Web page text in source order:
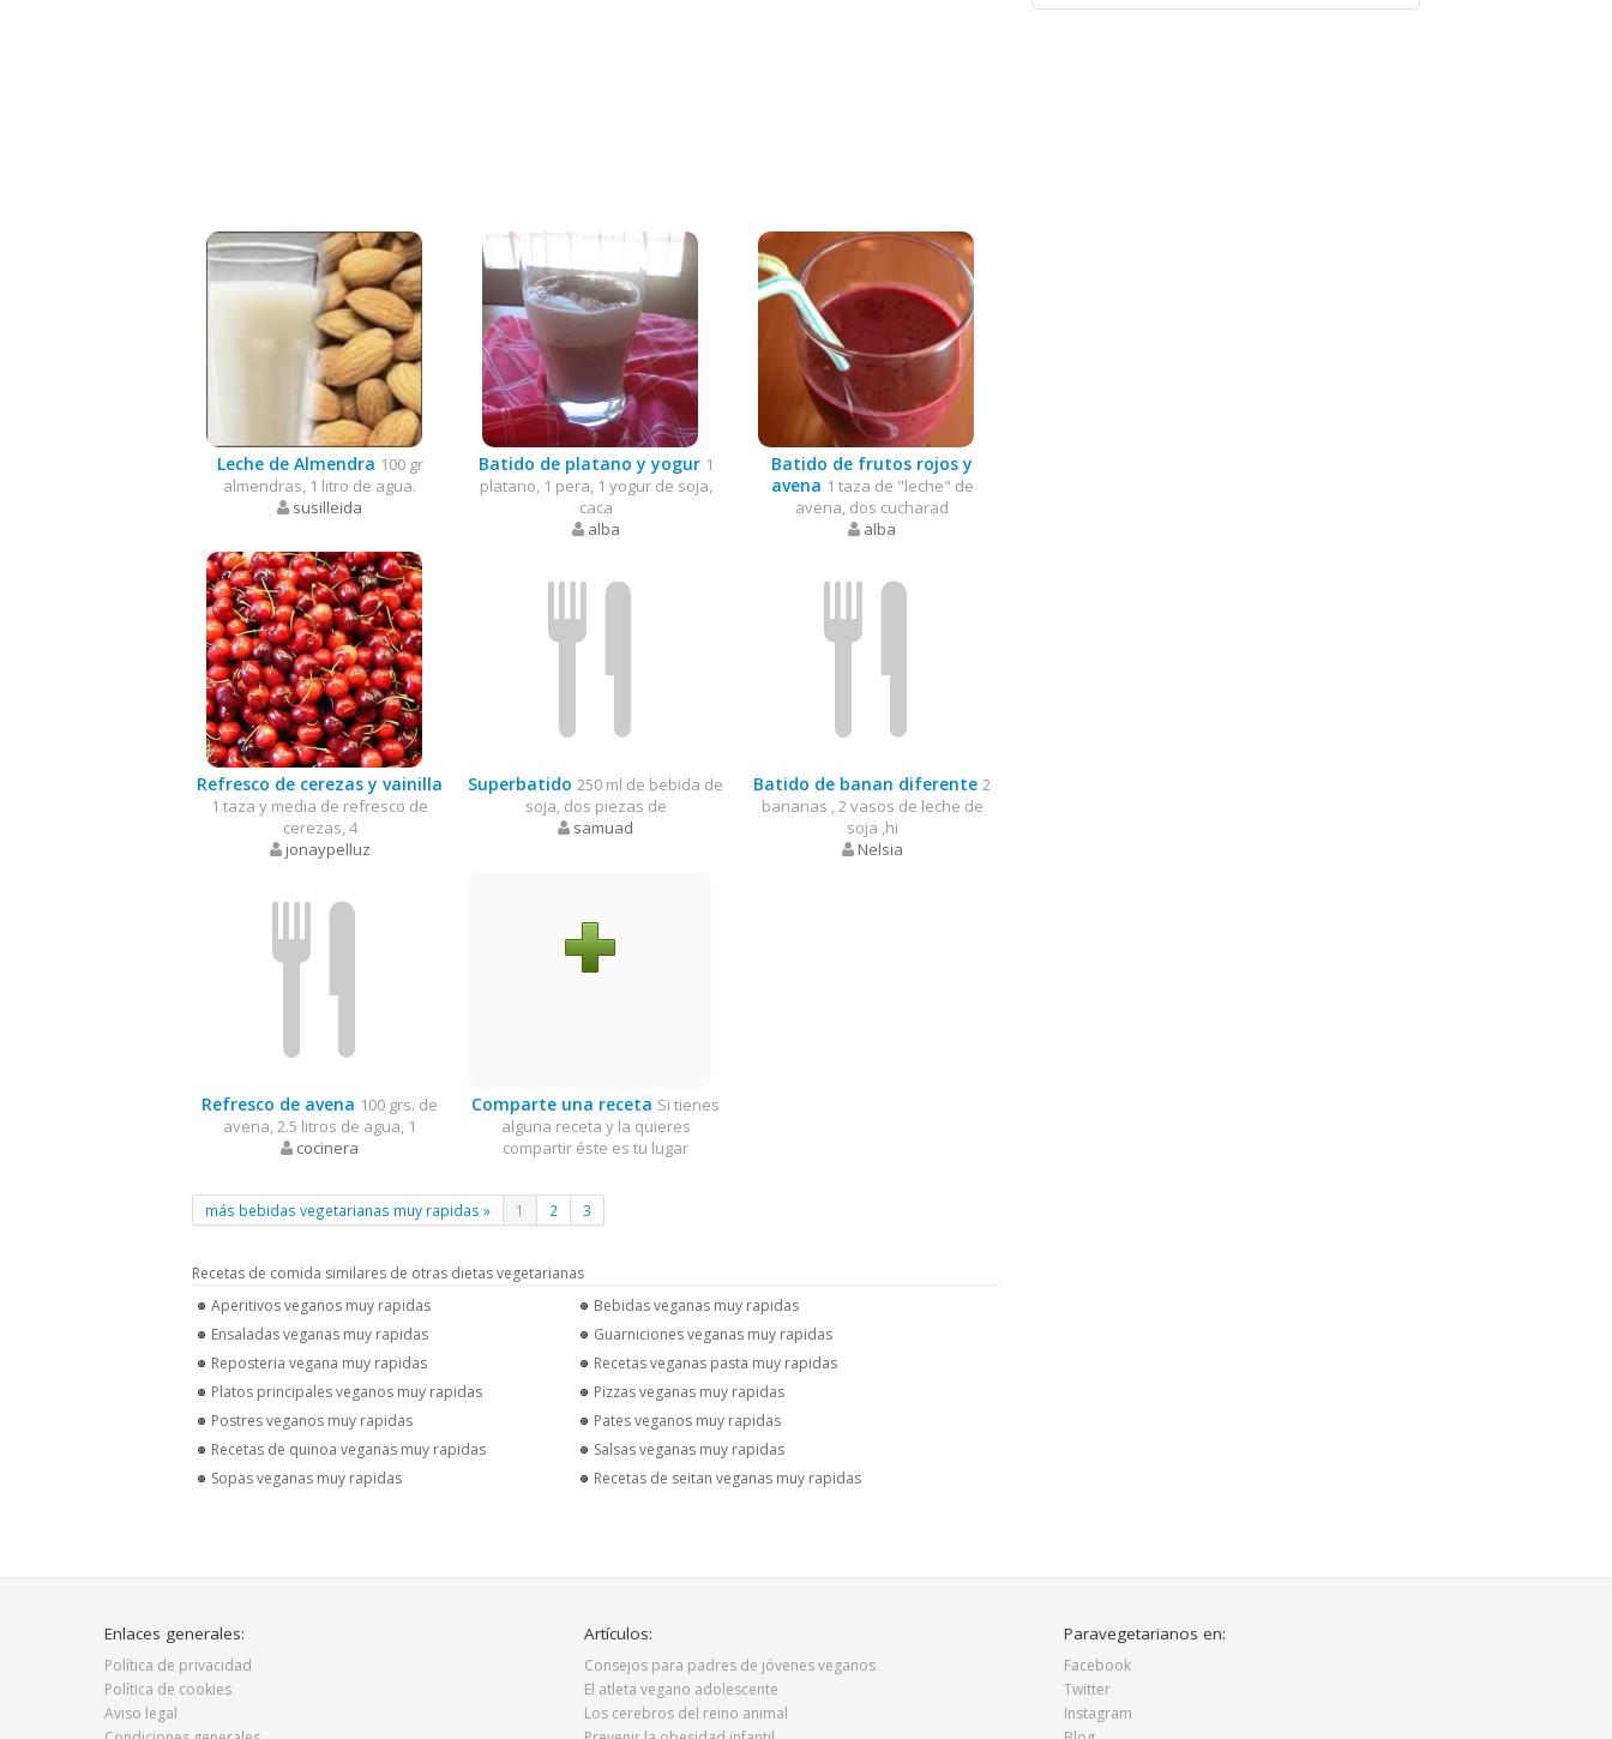
Leche de Almendra 100 gr
almendras, 1 litro de agua.
susilleida
Batido de platano y yogur 1
platano, 1 pera, 1 yogur de soja,
caca
alba
Batido de frutos rojos y
avena 1 taza de "leche" de
avena, dos cucharad
alba
Refresco de cerezas y vainilla
1 taza y media de refresco de
cerezas, 4
jonaypelluz
Superbatido 250 ml de bebida de
soja, dos piezas de
samuad
Batido de banan diferente 2
bananas , 2 vasos de leche de
soja ,hi
Nelsia
Refresco de avena 100 grs. de
avena, 2.5 litros de agua, 1
cocinera
Comparte una receta Si tienes
alguna receta y la quieres
compartir éste es tu lugar
más bebidas vegetarianas muy rapidas » 1 2 3
Recetas de comida similares de otras dietas vegetarianas
Aperitivos veganos muy rapidas
Bebidas veganas muy rapidas
Ensaladas veganas muy rapidas
Guarniciones veganas muy rapidas
Reposteria vegana muy rapidas
Recetas veganas pasta muy rapidas
Platos principales veganos muy rapidas
Pizzas veganas muy rapidas
Postres veganos muy rapidas
Pates veganos muy rapidas
Recetas de quinoa veganas muy rapidas
Salsas veganas muy rapidas
Sopas veganas muy rapidas
Recetas de seitan veganas muy rapidas
Enlaces generales:
Política de privacidad
Política de cookies
Aviso legal
Artículos:
Consejos para padres de jóvenes veganos
El atleta vegano adolescente
Los cerebros del reino animal
Paravegetarianos en:
Facebook
Twitter
Instagram